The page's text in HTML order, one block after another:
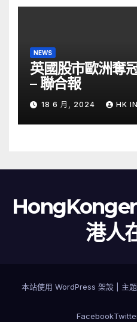
NEWS
英國股市歐洲奪
– 聯合報
18 6 月, 2024 HK
港人
本站使用 WordPress 架設 主題
Facebook